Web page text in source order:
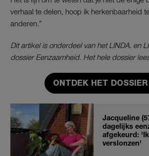
verhaal te delen, hoop ik herkenbaarheid
anderen.”
Dit artikel is onderdeel van het LINDA. en
dossier Eenzaamheid. Het hele dossier
ONTDEK HET DOSSIER
Jacqueline
dagelijks
afgekeurd:
verslonzen'